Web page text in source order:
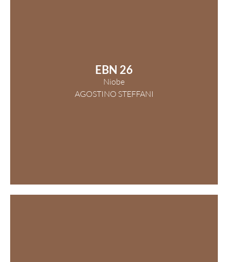
EBN 26
Niobe
AGOSTINO STEFFANI